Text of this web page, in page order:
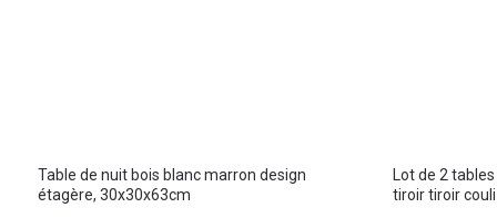
Table de nuit bois blanc marron design
étagère, 30x30x63cm
Lot de 2
tiroir tiroir